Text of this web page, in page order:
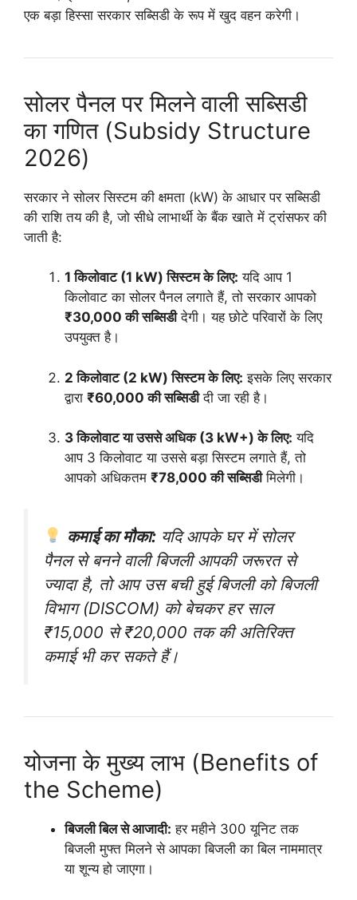
एक बड़ा हिस्सा सरकार सब्सिडी के रूप में खुद वहन करेगी।
सोलर पैनल पर मिलने वाली सब्सिडी
का गणित (Subsidy Structure
2026)
सरकार ने सोलर सिस्टम की क्षमता (kW) के आधार पर सब्सिडी
की राशि तय की है, जो सीधे लाभार्थी के बैंक खाते में ट्रांसफर की
जाती है:
1 किलोवाट (1 kW) सिस्टम के लिए: यदि आप 1
किलोवाट का सोलर पैनल लगाते हैं, तो सरकार आपको
₹30,000 की सब्सिडीदेगी। यह छोटे परिवारों के लिए
उपयुक्त है।
2 किलोवाट (2 kW) सिस्टम के लिए: इसके लिए सरकार
द्वारा ₹60,000 की सब्सिडीदी जा रही है।
3 किलोवाट या उससे अधिक (3 kW+) के लिए: यदि
आप 3 किलोवाट या उससे बड़ा सिस्टम लगाते हैं, तो
आपको अधिकतम ₹78,000 की सब्सिडीमिलेगी।
कमाई का मौका: यदि आपके घर में सोलर
पैनल से बनने वाली बिजली आपकी जरूरत से
ज्यादा है, तो आप उस बची हुई बिजली को बिजली
विभाग (DISCOM) को बेचकर हर साल
₹15,000 से ₹20,000 तक की अतिरिक्त
कमाई भी कर सकते हैं।
योजना के मुख्य लाभ (Benefits of
the Scheme)
बिजली बिल से आजादी: हर महीने 300 यूनिट तक
बिजली मुफ्त मिलने से आपका बिजली का बिल नाममात्र
या शून्य हो जाएगा।